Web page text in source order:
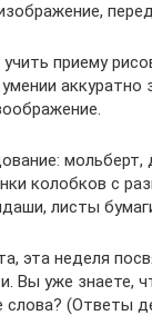
приему
аккуратно
мольберт,
колобков с
листы
эта неделя
Вы уже знаете,
(Ответы